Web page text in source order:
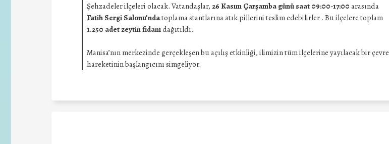
Şehzadeler ilçeleri olacak. Vatandaşlar, 26 Kasım Çarşamba günüsaat 09:00-17:00 arasında
Fatih Sergi Salonu’ndatoplama stantlarına atık pillerini teslim edebilirler . Bu ilçelere toplam
1.250 adet zeytin fidanıdağıtıldı.
Manisa’nın merkezinde gerçekleşen bu açılış etkinliği, ilimizin tüm ilçelerine yayılacak bir çevre
hareketinin başlangıcını simgeliyor.